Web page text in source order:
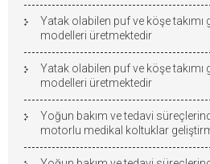
Yatak olabilen puf ve köşe
modelleri üretmektedir
Yatak olabilen puf ve köşe
modelleri üretmektedir
Yoğun bakım ve tedavi
motorlu medikal koltuklar